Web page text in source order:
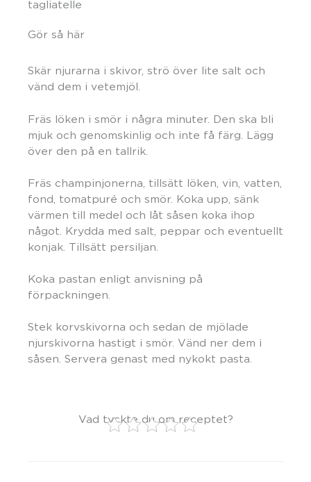
tagliatelle
Gör så här
Skär njurarna i skivor, strö över lite salt och
vänd dem i vetemjöl.
Fräs löken i smör i några minuter. Den ska bli
mjuk och genomskinlig och inte få färg. Lägg
över den på en tallrik.
Fräs champinjonerna, tillsätt löken, vin, vatten,
fond, tomatpuré och smör. Koka upp, sänk
värmen till medel och låt såsen koka ihop
något. Krydda med salt, peppar och eventuellt
konjak. Tillsätt persiljan.
Koka pastan enligt anvisning på
förpackningen.
Stek korvskivorna och sedan de mjölade
njurskivorna hastigt i smör. Vänd ner dem i
såsen. Servera genast med nykokt pasta.
Vad tyckte du om receptet?